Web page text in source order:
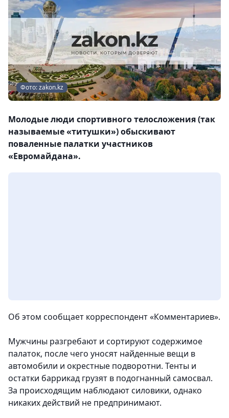
Фото: zakon.kz
Молодые люди спортивного телосложения (так
называемые «титушки») обыскивают
поваленные палатки участников
«Евромайдана».
Об этом сообщает корреспондент «Комментариев».
Мужчины разгребают и сортируют содержимое
палаток, после чего уносят найденные вещи в
автомобили и окрестные подворотни. Тенты и
остатки баррикад грузят в подогнанный самосвал.
За происходящим наблюдают силовики, однако
никаких действий не предпринимают.